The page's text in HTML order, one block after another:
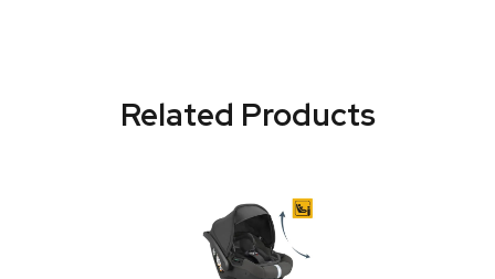
Related Products